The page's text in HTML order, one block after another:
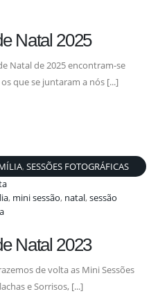
Natal 2025
Natal de 2025 encontram-se
que se juntaram a nós [...]
, SESSÕES FOTOGRÁFICAS
, mini sessão, natal,sessão
Natal 2023
de volta as Mini Sessões
e Sorrisos, [...]